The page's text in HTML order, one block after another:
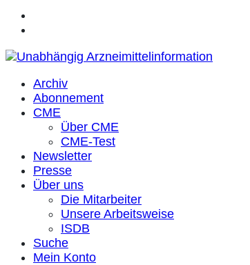
Archiv
Abonnement
CME
Über CME
CME-Test
Newsletter
Presse
Über uns
Die Mitarbeiter
Unsere Arbeitsweise
ISDB
Suche
Mein Konto